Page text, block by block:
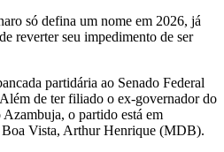
só defina um nome em 2026, já
reverter seu impedimento de ser
partidária ao Senado Federal
de ter filiado o ex-governador do
o partido está em
Boa Vista, Arthur Henrique (MDB).